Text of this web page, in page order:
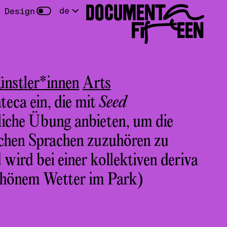
de DOCUMENTA
FIFTEEN
Arts
ein, die mitSeed
Übung anbieten, um die
Sprachen zuzuhören zu
bei einer kollektiven deriva
Wetter im Park)